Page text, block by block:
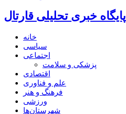
پایگاه خبری تحلیلی قارتال
خانه
سیاسی
اجتماعی
پزشکی و سلامت
اقتصادی
علم و فناوری
فرهنگ و هنر
ورزشی
شهرستان‌ها